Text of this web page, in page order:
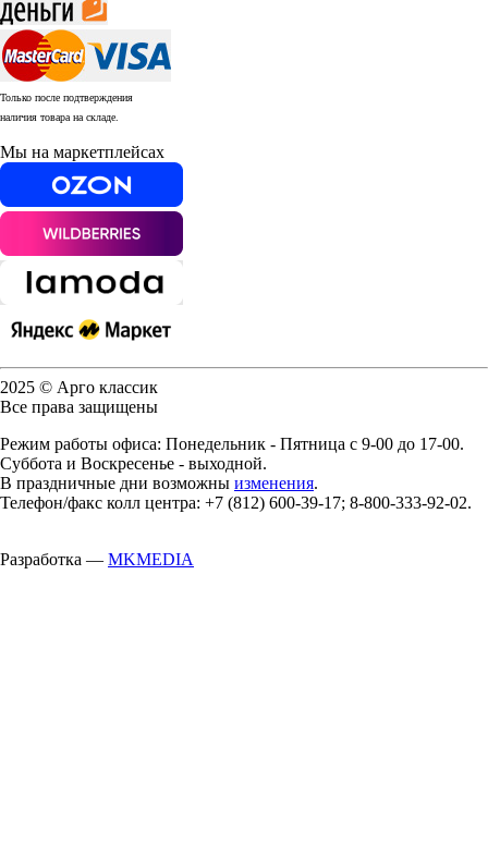
Только после подтверждения
наличия товара на складе.
Мы на маркетплейсах
2025 © Арго классик
Все права защищены
Режим работы офиса: Понедельник - Пятница с 9-00 до 17-00.
Суббота и Воскресенье - выходной.
В праздничные дни возможны изменения.
Телефон/факс колл центра: +7 (812) 600-39-17; 8-800-333-92-02.
Разработка — MKMEDIA